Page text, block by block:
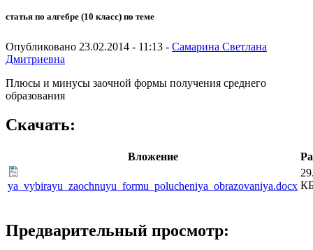
статья по алгебре (10 класс) по теме
Опубликовано 23.02.2014 - 11:13 - Самарина Светлана
Дмитриевна
Плюсы и минусы заочной формы получения среднего
образования
Скачать:
Вложение
ya_vybirayu_zaochnuyu_formu_polucheniya_obrazovaniya.docx
Предварительный просмотр: